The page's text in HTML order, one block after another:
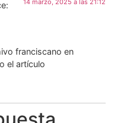
14 marzo, 2025 a las 21:12
franciscano en
el artículo